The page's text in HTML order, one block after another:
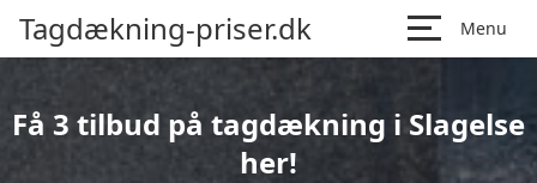
Tagdækning-priser.dk Menu
Få 3 tilbud på tagdækning i Slagelse
her!